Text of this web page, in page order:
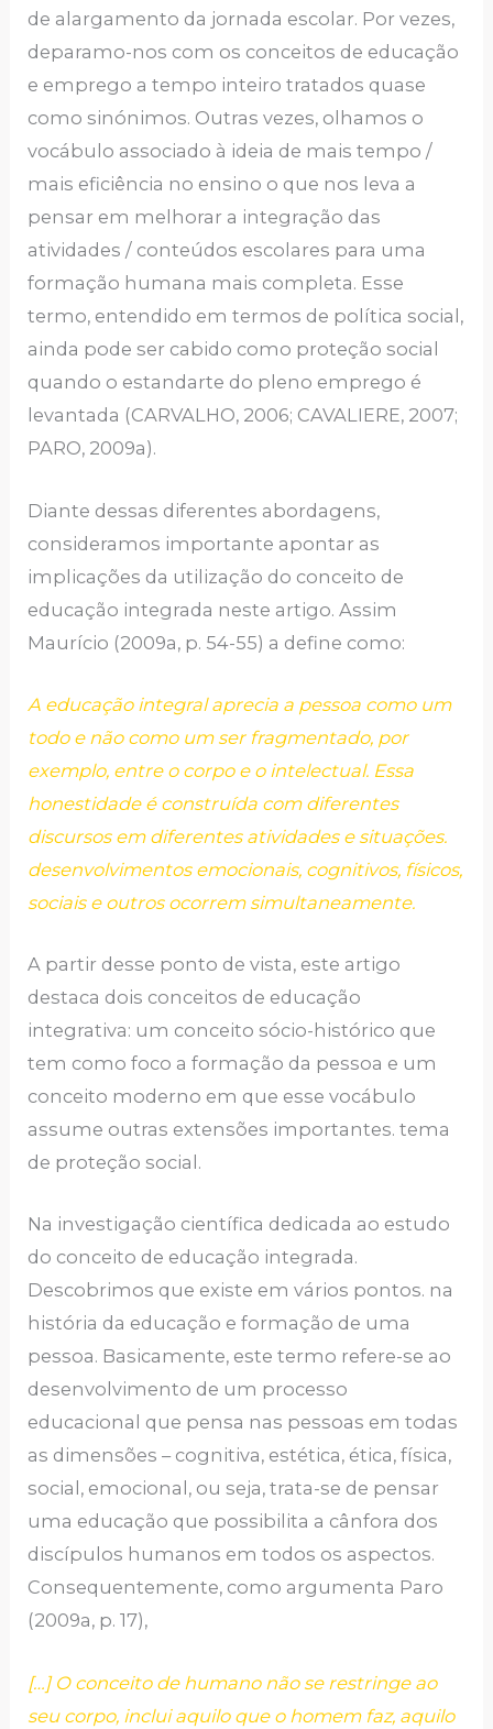
de alargamento da jornada escolar. Por vezes,
deparamo-nos com os conceitos de educação
e emprego a tempo inteiro tratados quase
como sinónimos. Outras vezes, olhamos o
vocábulo associado à ideia de mais tempo /
mais eficiência no ensino o que nos leva a
pensar em melhorar a integração das
atividades / conteúdos escolares para uma
formação humana mais completa. Esse
termo, entendido em termos de política social,
ainda pode ser cabido como proteção social
quando o estandarte do pleno emprego é
levantada (CARVALHO, 2006; CAVALIERE, 2007;
PARO, 2009a).
Diante dessas diferentes abordagens,
consideramos importante apontar as
implicações da utilização do conceito de
educação integrada neste artigo. Assim
Maurício (2009a, p. 54-55) a define como:
A educação integral aprecia a pessoa como um
todo e não como um ser fragmentado, por
exemplo, entre o corpo e o intelectual. Essa
honestidade é construída com diferentes
discursos em diferentes atividades e situações.
desenvolvimentos emocionais, cognitivos, físicos,
sociais e outros ocorrem simultaneamente.
A partir desse ponto de vista, este artigo
destaca dois conceitos de educação
integrativa: um conceito sócio-histórico que
tem como foco a formação da pessoa e um
conceito moderno em que esse vocábulo
assume outras extensões importantes. tema
de proteção social.
Na investigação científica dedicada ao estudo
do conceito de educação integrada.
Descobrimos que existe em vários pontos. na
história da educação e formação de uma
pessoa. Basicamente, este termo refere-se ao
desenvolvimento de um processo
educacional que pensa nas pessoas em todas
as dimensões – cognitiva, estética, ética, física,
social, emocional, ou seja, trata-se de pensar
uma educação que possibilita a cânfora dos
discípulos humanos em todos os aspectos.
Consequentemente, como argumenta Paro
(2009a, p. 17),
[…] O conceito de humano não se restringe ao
seu corpo, inclui aquilo que o homem faz, aquilo